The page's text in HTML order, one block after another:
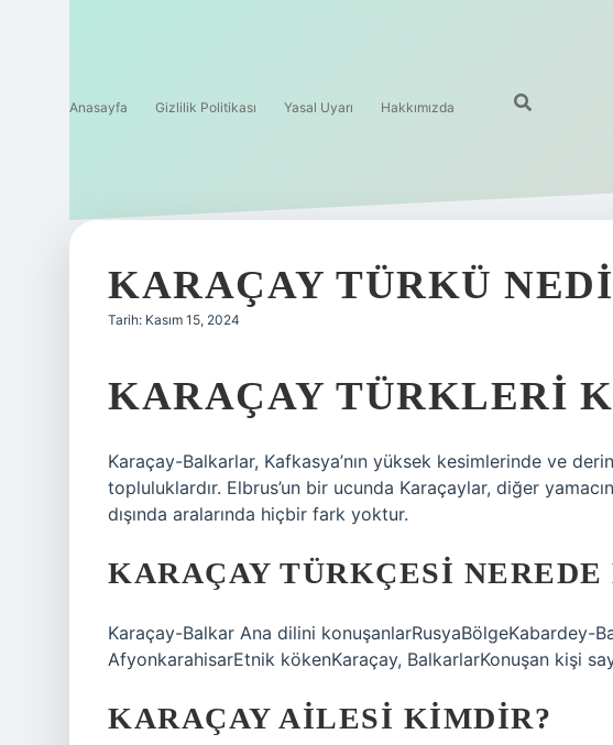
Anasayfa Gizlilik Politikası Yasal Uyarı Hakkımızda
KARAÇAY TÜRKÜ
Tarih: Kasım 15, 2024
KARAÇAY TÜRKLERI
Karaçay-Balkarlar, Kafkasya’nın yüksek kesimlerinde ve
topluluklardır. Elbrus’un bir ucunda Karaçaylar, diğer
dışında aralarında hiçbir fark yoktur.
KARAÇAY TÜRKÇESI
Karaçay-Balkar Ana dilini konuşanlarRusyaBölgeKabardey-
AfyonkarahisarEtnik kökenKaraçay, BalkarlarKonuşan kişi
KARAÇAY AILESI KIMDIR?